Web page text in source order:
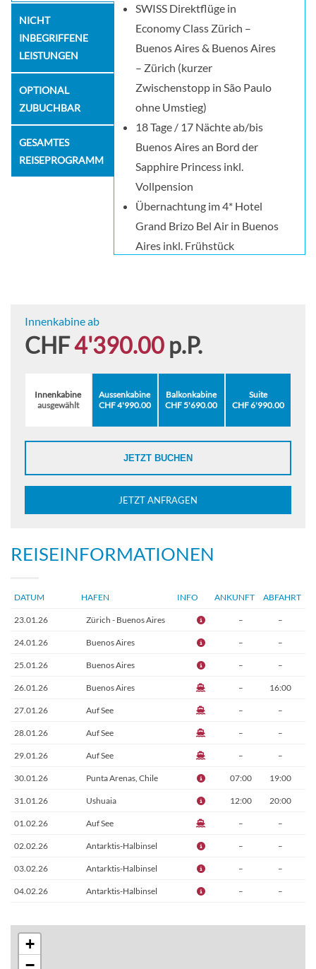
NICHT
INBEGRIFFENE
LEISTUNGEN
OPTIONAL
ZUBUCHBAR
GESAMTES
REISEPROGRAMM
SWISS Direktflüge in
Economy Class Zürich –
Buenos Aires & Buenos Aires
– Zürich (kurzer
Zwischenstopp in São Paulo
ohne Umstieg)
18 Tage / 17 Nächte ab/bis
Buenos Aires an Bord der
Sapphire Princess inkl.
Vollpension
Übernachtung im 4* Hotel
Grand Brizo Bel Air in Buenos
Aires inkl. Frühstück
Gebühr Reisegarantiefonds
Innenkabine ab
CHF4'390.00 p.P.
Innenkabine
ausgewählt
Aussenkabine
CHF 4'990.00
Balkonkabine
CHF 5'690.00
Suite
CHF 6'990.00
JETZT BUCHEN
JETZT ANFRAGEN
REISEINFORMATIONEN
DATUM HAFEN INFO ANKUNFT ABFAHRT
23.01.26 Zürich - Buenos Aires – –
24.01.26 Buenos Aires – –
25.01.26 Buenos Aires – –
26.01.26 Buenos Aires – 16:00
27.01.26 Auf See – –
28.01.26 Auf See – –
29.01.26 Auf See – –
30.01.26 Punta Arenas, Chile 07:00 19:00
31.01.26 Ushuaia 12:00 20:00
01.02.26 Auf See – –
02.02.26 Antarktis-Halbinsel – –
03.02.26 Antarktis-Halbinsel – –
04.02.26 Antarktis-Halbinsel – –
06.02.26
+
−